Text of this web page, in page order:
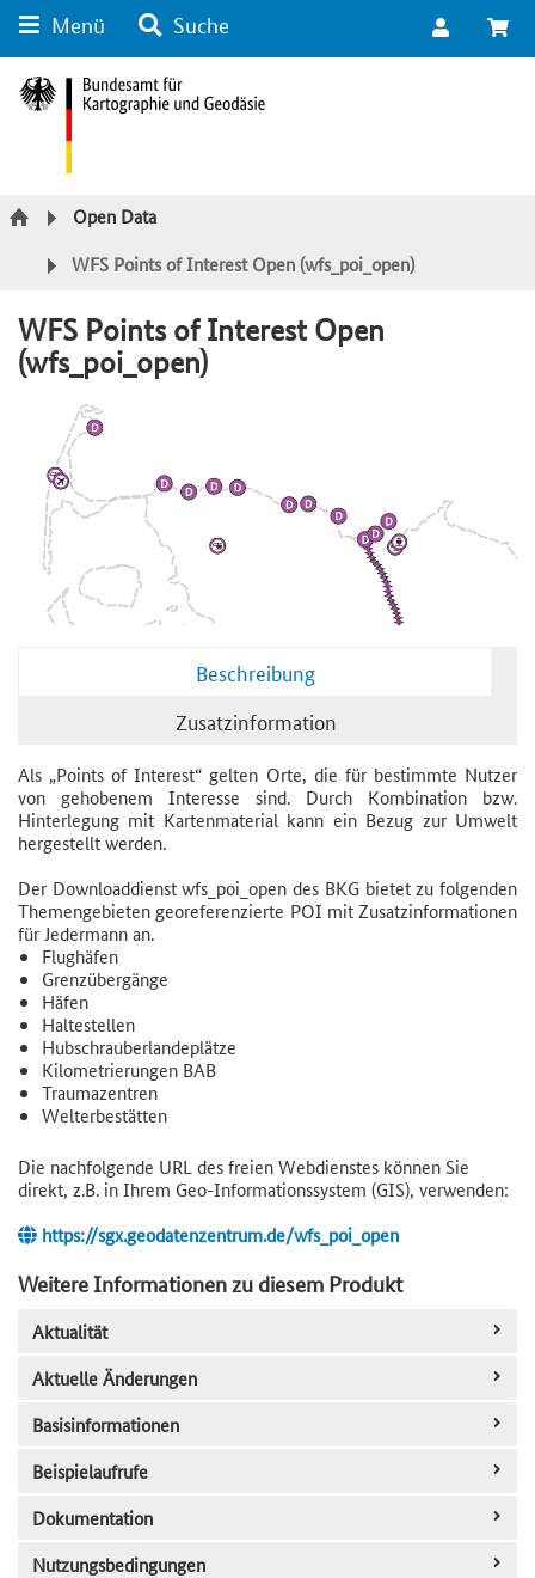
Kategorie Navigation
Menü Suche
Open Data
WFS Points of Interest Open (wfs_poi_open)
WFS Points of Interest Open
(wfs_poi_open)
Beschreibung
Zusatzinformation
Als „Points of Interest“ gelten Orte, die für bestimmte Nutzer
von gehobenem Interesse sind. Durch Kombination bzw.
Hinterlegung mit Kartenmaterial kann ein Bezug zur Umwelt
hergestellt werden.
Der Downloaddienst wfs_poi_open des BKG bietet zu folgenden
Themengebieten georeferenzierte POI mit Zusatzinformationen
für Jedermann an.
Flughäfen
Grenzübergänge
Häfen
Haltestellen
Hubschrauberlandeplätze
Kilometrierungen BAB
Traumazentren
Welterbestätten
Die nachfolgende URL des freien Webdienstes können Sie
direkt, z.B. in Ihrem Geo-Informationssystem (GIS), verwenden:
https://sgx.geodatenzentrum.de/wfs_poi_open
Weitere Informationen zu diesem Produkt
Aktualität
Aktuelle Änderungen
Basisinformationen
Beispielaufrufe
Dokumentation
Nutzungsbedingungen